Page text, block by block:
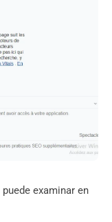
examinar en